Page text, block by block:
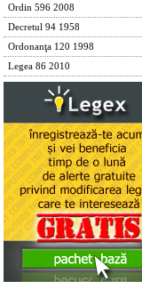
Ordin 596 2008
Decretul 94 1958
Ordonanţa 120 1998
Legea 86 2010